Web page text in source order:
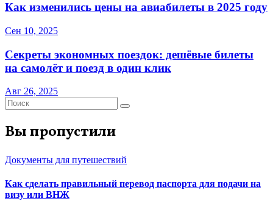
Как изменились цены на авиабилеты в 2025 году
Сен 10, 2025
Секреты экономных поездок: дешёвые билеты
на самолёт и поезд в один клик
Авг 26, 2025
Вы пропустили
Документы для путешествий
Как сделать правильный перевод паспорта для подачи на
визу или ВНЖ